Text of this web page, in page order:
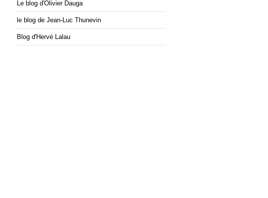
Le blog d'Olivier Dauga
le blog de Jean-Luc Thunevin
Blog d'Hervé Lalau